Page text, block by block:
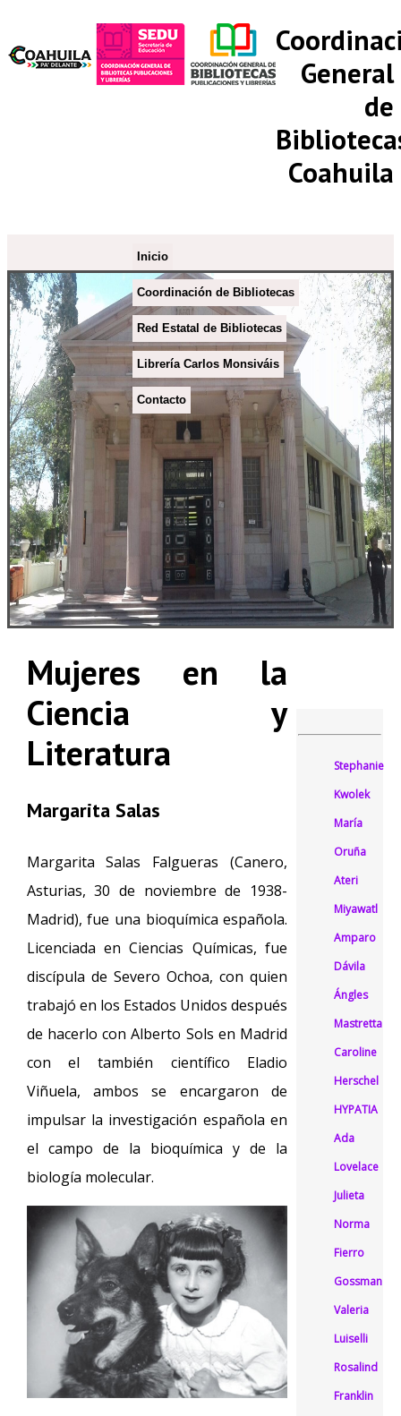
General
de
Coahuila
Inicio
Coordinación de Bibliotecas
Red Estatal de Bibliotecas
Librería Carlos Monsiváis
Contacto
Mujeres en la
Ciencia y
Literatura
Margarita Salas
Margarita Salas Falgueras (Canero,
Asturias, 30 de noviembre de 1938-
Madrid), fue una bioquímica española.
Licenciada en Ciencias Químicas, fue
discípula de Severo Ochoa, con quien
trabajó en los Estados Unidos después
de hacerlo con Alberto Sols en Madrid
con el también científico Eladio
Viñuela, ambos se encargaron de
impulsar la investigación española en
el campo de la bioquímica y de la
biología molecular.
Stephanie
Kwolek
María
Oruña
Ateri
Miyawatl
Amparo
Dávila
Ángles
Mastretta
Caroline
Herschel
HYPATIA
Ada
Lovelace
Julieta
Norma
Fierro
Gossman
Valeria
Luiselli
Rosalind
Franklin